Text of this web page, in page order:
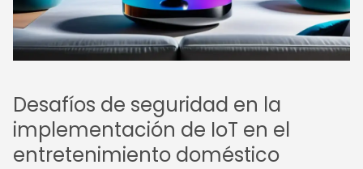
Desafíos de seguridad en la
implementación de IoT en el
entretenimiento doméstico